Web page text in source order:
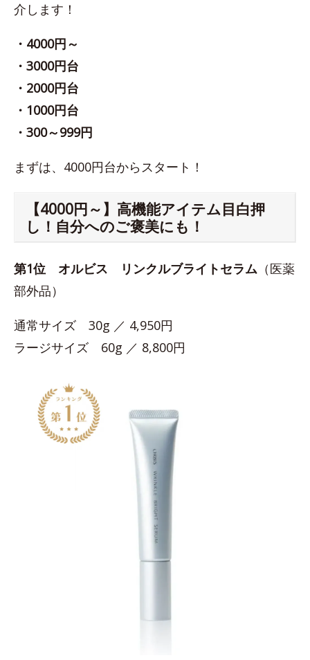
介します！
・4000円～
・3000円台
・2000円台
・1000円台
・300～999円
まずは、4000円台からスタート！
【4000円～】高機能アイテム目白押
し！自分へのご褒美にも！
第1位 オルビス リンクルブライトセラム （医薬
部外品）
通常サイズ 30g ／ 4,950円
ラージサイズ 60g ／ 8,800円